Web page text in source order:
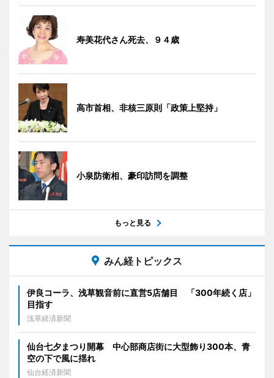
寿美花代さん死去、９４歳
高市首相、非核三原則「政策上堅持」
小泉防衛相、豪印訪問を調整
もっと見る
みん経トピックス
伊良コーラ、浅草観音前に直営5店舗目 「300年続く店」
目指す
浅草経済新聞
仙台七夕まつり開幕 中心部商店街に大型飾り300本、青
空の下で風に揺れ
仙台経済新聞